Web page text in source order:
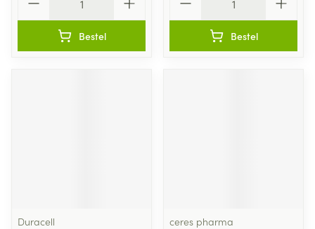
Bestel Bestel
Duracell
ceres pharma